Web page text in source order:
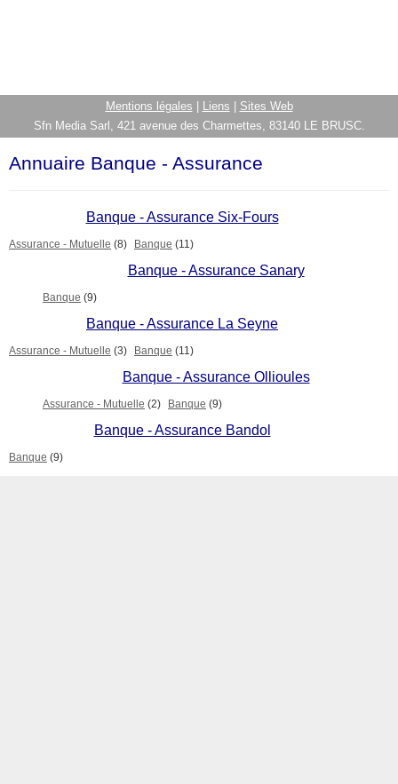
Mentions légales Liens
Sites Web
Sfn Media Sarl, 421 avenue des Charmettes, 83140 LE BRUSC.
Annuaire Banque - Assurance
Banque - Assurance Six-Fours
Assurance - Mutuelle (8) Banque (11)
Banque - Assurance Sanary
Banque (9)
Banque - Assurance La Seyne
Assurance - Mutuelle (3) Banque (11)
Banque - Assurance Ollioules
Assurance - Mutuelle (2) Banque (9)
Banque - Assurance Bandol
Banque (9)